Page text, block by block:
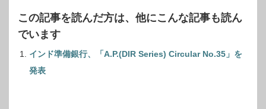
この記事を読んだ方は、他にこんな記事も読ん
でいます
インド準備銀行、「A.P.(DIR Series) Circular No.35」を
発表